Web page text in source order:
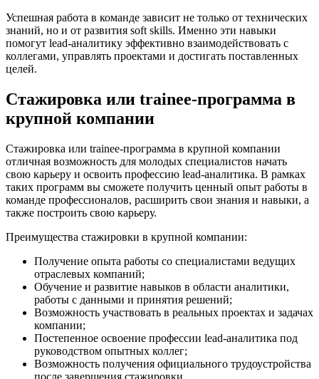
Успешная работа в команде зависит не только от технических
знаний, но и от развития soft skills. Именно эти навыки
помогут lead-аналитику эффективно взаимодействовать с
коллегами, управлять проектами и достигать поставленных
целей.
Стажировка или trainee-программа в
крупной компании
Стажировка или trainee-программа в крупной компании
отличная возможность для молодых специалистов начать
свою карьеру и освоить профессию lead-аналитика. В рамках
таких программ вы сможете получить ценный опыт работы в
команде профессионалов, расширить свои знания и навыки, а
также построить свою карьеру.
Преимущества стажировки в крупной компании:
Получение опыта работы со специалистами ведущих
отраслевых компаний;
Обучение и развитие навыков в области аналитики,
работы с данными и принятия решений;
Возможность участвовать в реальных проектах и задачах
компании;
Постепенное освоение профессии lead-аналитика под
руководством опытных коллег;
Возможность получения официального трудоустройства
после завершения стажировки.